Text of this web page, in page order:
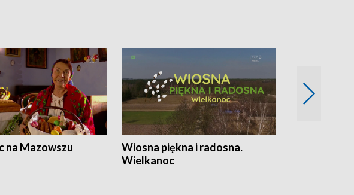
na Mazowszu
Wiosna piękna i radosna.
Wielkanoc